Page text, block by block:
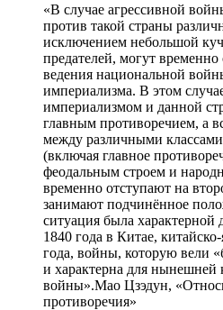
«В случае агрессивной
против такой страны
исключением небольшой
предателей, могут временно
ведения национальной
империализма. В этом
империализмом и данной
главным противоречием, а
между различными
(включая главное
феодальным строем и
временно отступают на
занимают подчинённое
ситуация была
1840 года в Китае,
года, войны, которую вели
и характерна для нынешней
войны».Мао Цзэдун,
противоречия»